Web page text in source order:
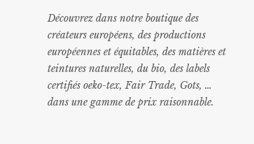
Découvrez dans notre boutique des
créateurs européens, des productions
européennes et équitables, des matières et
teintures naturelles, du bio, des labels
certifiés oeko-tex, Fair Trade, Gots, …
dans une gamme de prix raisonnable.